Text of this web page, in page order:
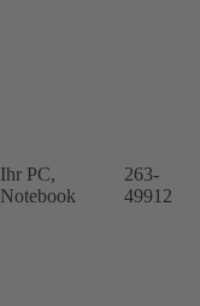
Ihr PC,
Notebook
263-
49912